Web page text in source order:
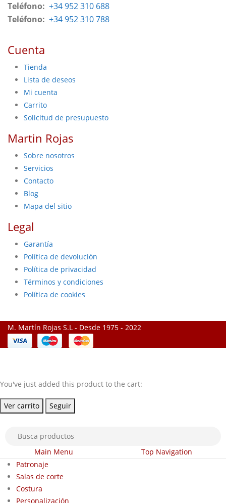
Teléfono: +34 952 310 688
Teléfono: +34 952 310 788
Cuenta
Tienda
Lista de deseos
Mi cuenta
Carrito
Solicitud de presupuesto
Martin Rojas
Sobre nosotros
Servicios
Contacto
Blog
Mapa del sitio
Legal
Garantía
Política de devolución
Política de privacidad
Términos y condiciones
Política de cookies
M. Martín Rojas S.L - Desde 1975 - 2022
You've just added this product to the cart:
Ver carrito Seguir
Main Menu
Top Navigation
Patronaje
Salas de corte
Costura
Personalización